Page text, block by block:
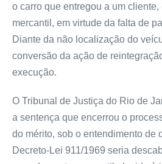
o carro que entregou a um
mercantil, em virtude da falta de
Diante da não localização do
conversão da ação de
execução.
O Tribunal de Justiça do Rio de
a sentença que encerrou o
do mérito, sob o entendimento de
Decreto-Lei 911/1969 seria